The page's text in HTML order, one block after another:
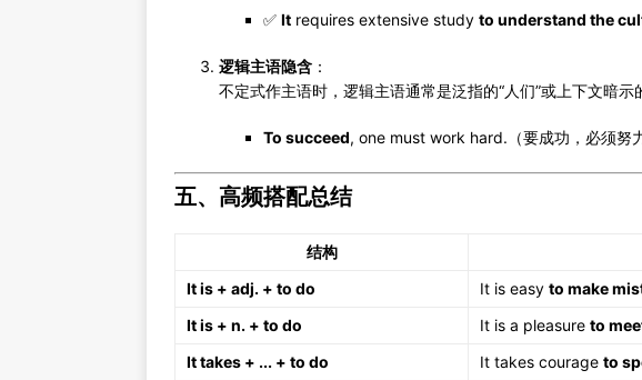
✅ It requires extensive study to understand the
逻辑主语隐含 ：
不定式作主语时，逻辑主语通常是泛指的“人们”或上下文暗示
To succeed, one must work hard.（要成功，必须努力
五、高频搭配总结
结构
It is + adj. + to do
It is easy to make
It is + n. + to do
It is a pleasure to
It takes + ... + to do
It takes courage to